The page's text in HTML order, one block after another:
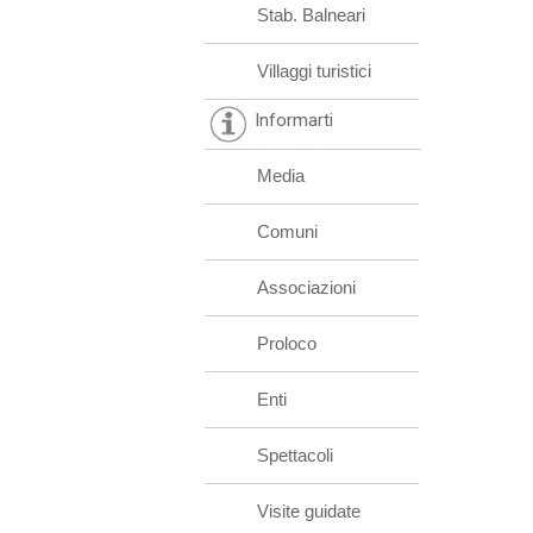
Stab. Balneari
Villaggi turistici
Informarti
Media
Comuni
Associazioni
Proloco
Enti
Spettacoli
Visite guidate